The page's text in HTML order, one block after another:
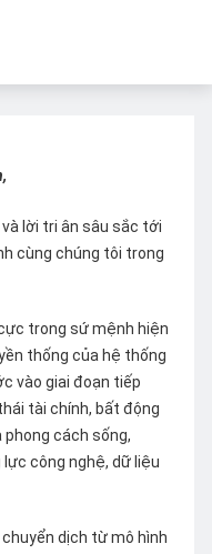
lời tri ân sâu sắc tới
cùng chúng tôi trong
trong sứ mệnh hiện
thống của hệ thống
vào giai đoạn tiếp
tài chính, bất động
phong cách sống,
công nghệ, dữ liệu
dịch từ mô hình